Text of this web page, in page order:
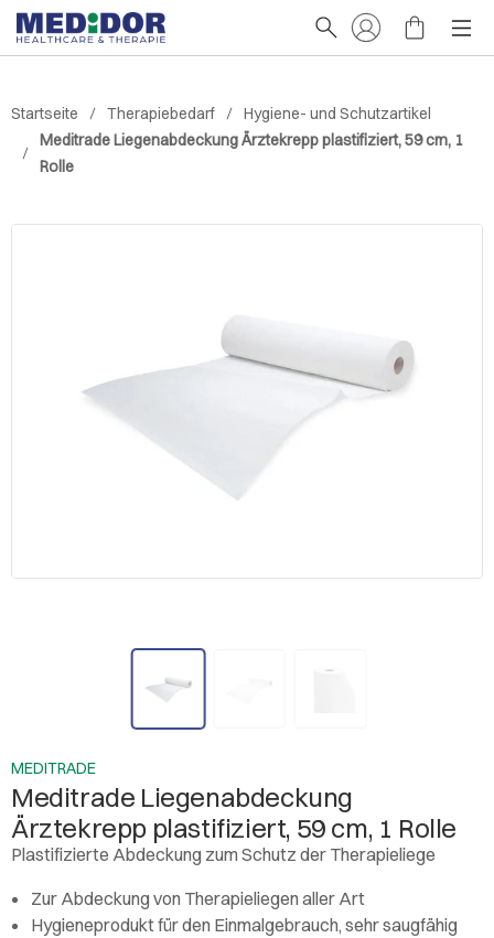
Startseite Therapiebedarf
Hygiene- und Schutzartikel
Meditrade Liegenabdeckung Ärztekrepp plastifiziert, 59 cm, 1
Rolle
MEDITRADE
Meditrade Liegenabdeckung
Ärztekrepp plastifiziert, 59 cm, 1 Rolle
Plastifizierte Abdeckung zum Schutz der Therapieliege
Zur Abdeckung von Therapieliegen aller Art
Hygieneprodukt für den Einmalgebrauch, sehr saugfähig